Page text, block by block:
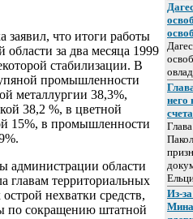
заявил, что итоги работы
за два месяца 1999
стабилизации. В
промышленности
металлургии 38,3%,
38,2 %, в цветной
15%, в промышленности
администрации области
главам территориальных
нехватки средств,
по сокращению штатной
него
Из-